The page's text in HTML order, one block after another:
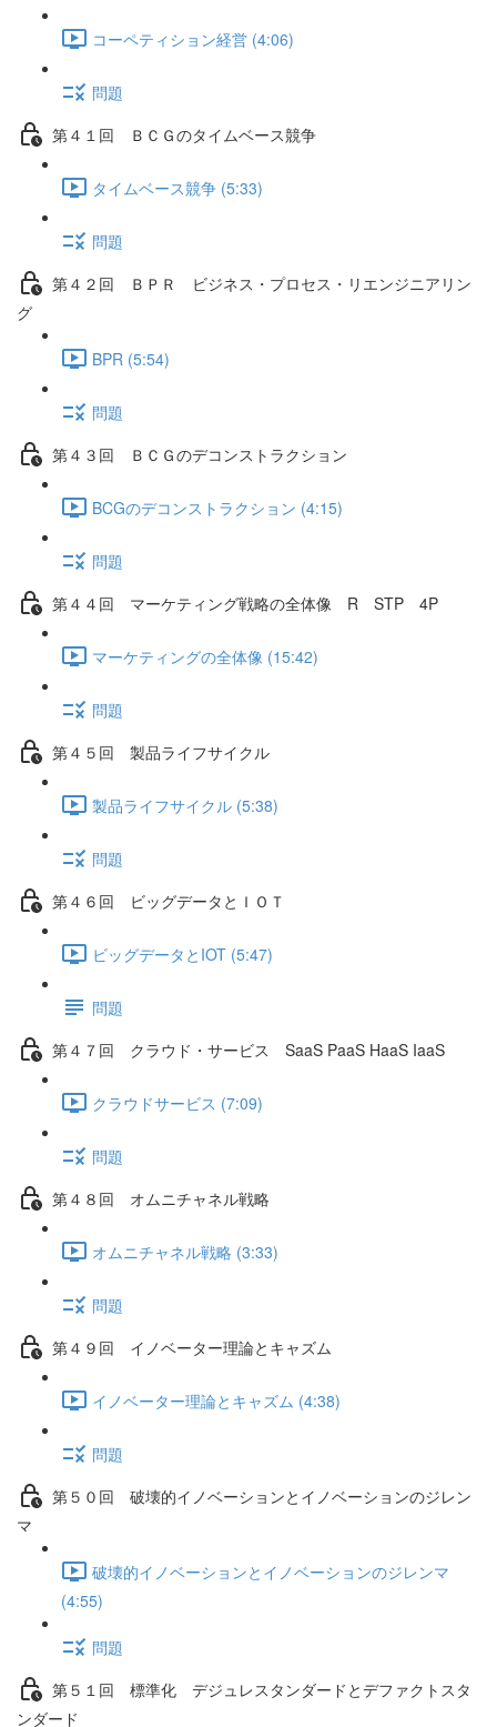
コーペティション経営 (4:06)
問題
第４１回 ＢＣＧのタイムベース競争
タイムベース競争 (5:33)
問題
第４２回 ＢＰＲ ビジネス・プロセス・リエンジニアリン
グ
BPR (5:54)
問題
第４３回 ＢＣＧのデコンストラクション
BCGのデコンストラクション (4:15)
問題
第４４回 マーケティング戦略の全体像 R STP 4P
マーケティングの全体像 (15:42)
問題
第４５回 製品ライフサイクル
製品ライフサイクル (5:38)
問題
第４６回 ビッグデータとＩＯＴ
ビッグデータとIOT (5:47)
問題
第４７回 クラウド・サービス SaaS PaaS HaaS IaaS
クラウドサービス (7:09)
問題
第４８回 オムニチャネル戦略
オムニチャネル戦略 (3:33)
問題
第４９回 イノベーター理論とキャズム
イノベーター理論とキャズム (4:38)
問題
第５０回 破壊的イノベーションとイノベーションのジレン
マ
破壊的イノベーションとイノベーションのジレンマ
(4:55)
問題
第５１回 標準化 デジュレスタンダードとデファクトスタ
ンダード